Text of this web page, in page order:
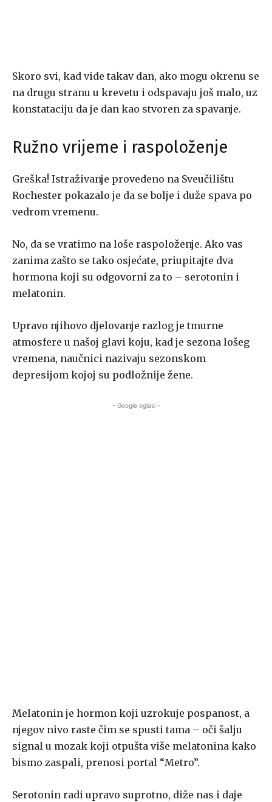
Skoro svi, kad vide takav dan, ako mogu okrenu se
na drugu stranu u krevetu i odspavaju još malo, uz
konstataciju da je dan kao stvoren za spavanje.
Ružno vrijeme i raspoloženje
Greška! Istraživanje provedeno na Sveučilištu
Rochester pokazalo je da se bolje i duže spava po
vedrom vremenu.
No, da se vratimo na loše raspoloženje. Ako vas
zanima zašto se tako osjećate, priupitajte dva
hormona koji su odgovorni za to – serotonin i
melatonin.
Upravo njihovo djelovanje razlog je tmurne
atmosfere u našoj glavi koju, kad je sezona lošeg
vremena, naučnici nazivaju sezonskom
depresijom kojoj su podložnije žene.
- Google oglasi -
Melatonin je hormon koji uzrokuje pospanost, a
njegov nivo raste čim se spusti tama – oči šalju
signal u mozak koji otpušta više melatonina kako
bismo zaspali, prenosi portal “Metro”.
Serotonin radi upravo suprotno, diže nas i daje